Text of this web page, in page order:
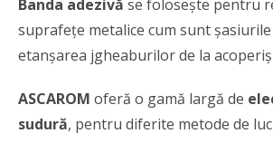
Banda adezivă se folosește pentru
suprafețe metalice cum sunt
etanșarea jgheaburilor de la
ASCAROM oferă o gamă largă de
sudură, pentru diferite metode de